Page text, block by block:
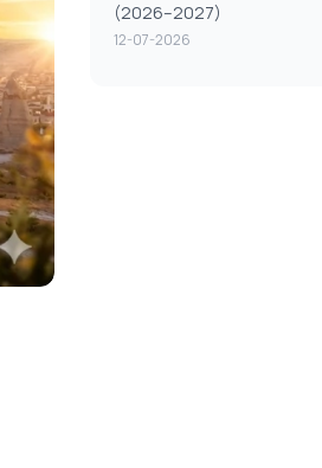
(2026–2027)
12-07-2026